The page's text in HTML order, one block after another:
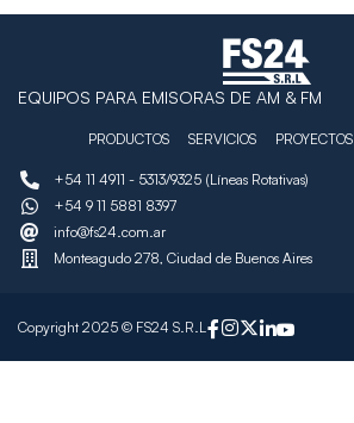
EQUIPOS PARA EMISORAS DE AM & FM
PRODUCTOS SERVICIOS PROYECTOS
+54 11 4911 - 5313/9325 (Líneas Rotativas)
+54 9 11 5881 8397
info@fs24.com.ar
Monteagudo 278, Ciudad de Buenos Aires
Copyright 2025 © FS24 S.R.L